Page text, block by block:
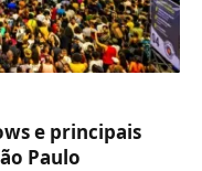
e principais
Paulo